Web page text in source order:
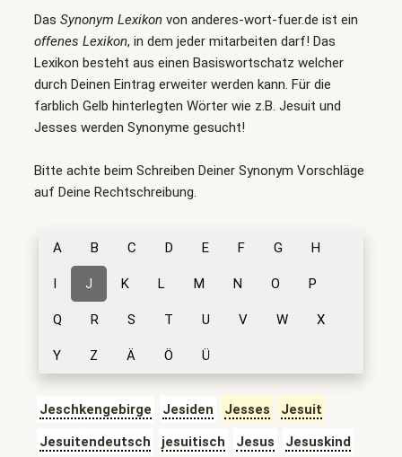
Das Synonym Lexikonvon anderes-wort-fuer.de ist ein
offenes Lexikon, in dem jeder mitarbeiten darf! Das
Lexikon besteht aus einen Basiswortschatz welcher
durch Deinen Eintrag erweiter werden kann. Für die
farblich Gelb hinterlegten Wörter wie z.B. Jesuit und
Jesses werden Synonyme gesucht!
Bitte achte beim Schreiben Deiner Synonym Vorschläge
auf Deine Rechtschreibung.
A B C D E F G H
I J K L M N O P
Q R S T U V W X
Y Z Ä Ö Ü
Jeschkengebirge Jesiden Jesses
Jesuit
Jesuitendeutsch
jesuitisch Jesus
Jesuskind